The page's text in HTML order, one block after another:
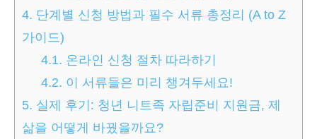
4. 단계별 신청 방법과 필수 서류 총정리 (A to Z
가이드)
4.1. 온라인 신청 절차 따라하기
4.2. 이 서류들은 미리 챙겨두세요!
5. 실제 후기: 청년 니트족 자립준비 지원금, 제
삶을 어떻게 바꿨을까요?